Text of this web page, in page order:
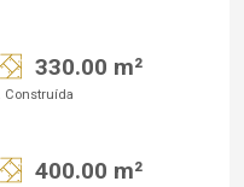
330.00 m²
Construída
400.00 m²